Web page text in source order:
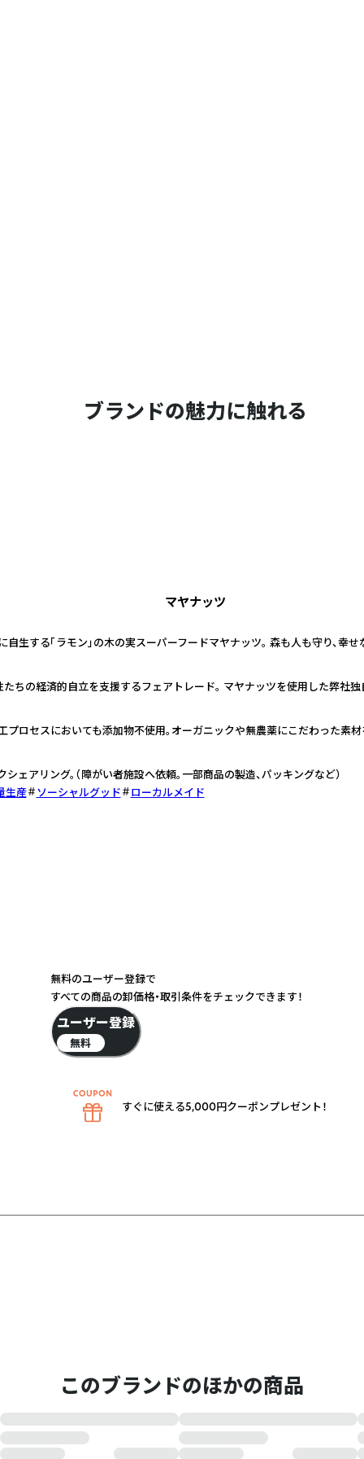
ブランドの魅力に触れる
マヤナッツ
生する「ラモン」の木の実スーパーフードマヤナッツ。 森も人も守り、幸
たちの経済的自立を支援するフェアトレード。 マヤナッツを使用した弊社
プロセスにおいても添加物不使用。オーガニックや無農薬にこだわった素
ェアリング。（障がい者施設へ依頼。一部商品の製造、パッキングなど）
生産
ソーシャルグッド ローカルメイド
このブランドのほかの商品
無料のユーザー登録で
すべての商品の卸価格・取引条件をチェックできます！
ユーザー登録
無料
すぐに使える5,000円クーポンプレゼント！